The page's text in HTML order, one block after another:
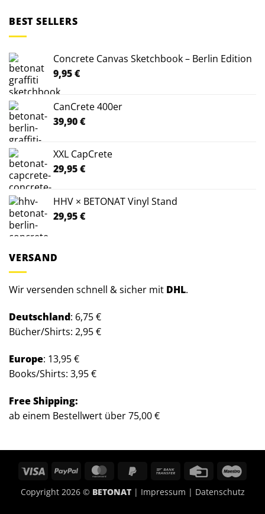
BEST SELLERS
Concrete Canvas Sketchbook – Berlin Edition
9,95€
CanCrete 400er
39,90€
XXL CapCrete
29,95€
HHV × BETONAT Vinyl Stand
29,95€
VERSAND
Wir versenden schnell & sicher mit DHL.
Deutschland: 6,75 €
Bücher/Shirts: 2,95 €
Europe: 13,95 €
Books/Shirts: 3,95 €
Free Shipping:
ab einem Bestellwert über 75,00 €
Visa PayPal MasterCardPayPal
Bank
Credit
Copyright 2026 © BETONAT| Impressum | Datenschutz